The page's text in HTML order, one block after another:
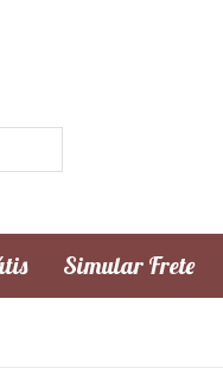
Simular Frete